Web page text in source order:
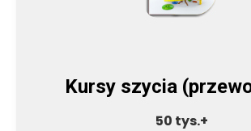
Kursy szycia
50 tys.+